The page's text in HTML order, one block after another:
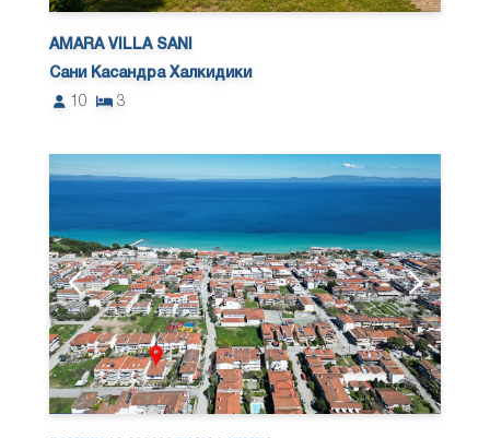
AMARA VILLA SANI
Сани Касандра Халкидики
10
3